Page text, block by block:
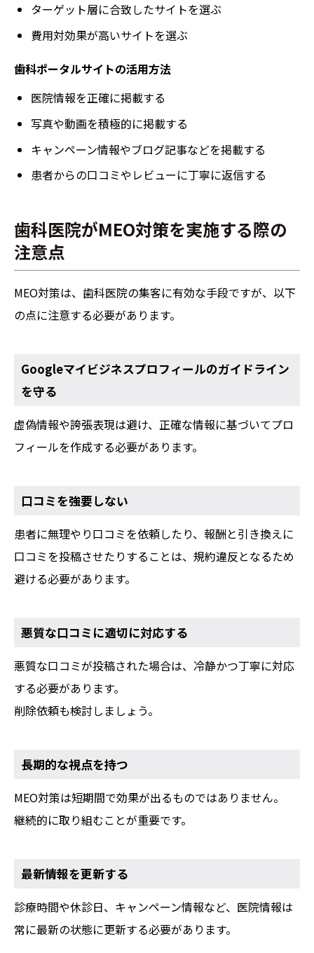
ターゲット層に合致したサイトを選ぶ
費用対効果が高いサイトを選ぶ
歯科ポータルサイトの活用方法
医院情報を正確に掲載する
写真や動画を積極的に掲載する
キャンペーン情報やブログ記事などを掲載する
患者からの口コミやレビューに丁寧に返信する
歯科医院がMEO対策を実施する際の
注意点
MEO対策は、歯科医院の集客に有効な手段ですが、以下
の点に注意する必要があります。
Googleマイビジネスプロフィールのガイドライン
を守る
虚偽情報や誇張表現は避け、正確な情報に基づいてプロ
フィールを作成する必要があります。
口コミを強要しない
患者に無理やり口コミを依頼したり、報酬と引き換えに
口コミを投稿させたりすることは、規約違反となるため
避ける必要があります。
悪質な口コミに適切に対応する
悪質な口コミが投稿された場合は、冷静かつ丁寧に対応
する必要があります。
削除依頼も検討しましょう。
長期的な視点を持つ
MEO対策は短期間で効果が出るものではありません。
継続的に取り組むことが重要です。
最新情報を更新する
診療時間や休診日、キャンペーン情報など、医院情報は
常に最新の状態に更新する必要があります。